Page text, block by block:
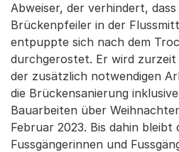
Abweiser, der verhindert,
Brückenpfeiler in der
entpuppte sich nach dem
durchgerostet. Er wird
der zusätzlich notwendigen
die Brückensanierung
Bauarbeiten über
Februar 2023. Bis dahin
Fussgängerinnen und